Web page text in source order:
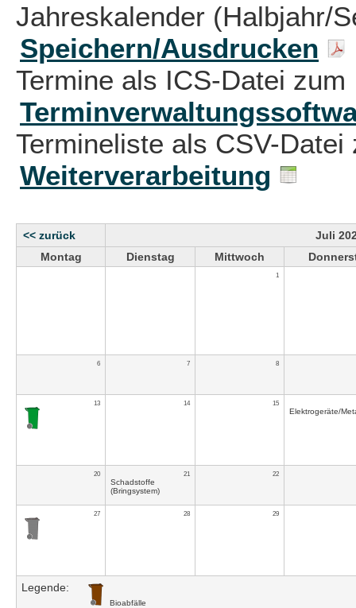
Jahreskalender (Halbjahr/
Speichern/Ausdrucken
Termine als ICS-Datei zum
Termineliste als CSV-
Weiterverarbeitung
<< zurück
Juli
Montag
Dienstag Mittwoch
1
6 7 8
13 14 15
Elektrogeräte/
20 21
Schadstoffe
(Bringsystem)
22
27 28 29
Legende:
Bioabfälle